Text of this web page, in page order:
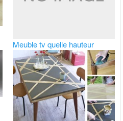
Meuble tv quelle hauteur